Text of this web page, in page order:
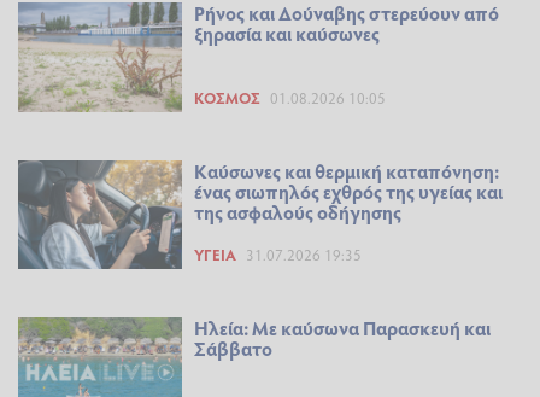
Ρήνος και Δούναβης στερεύουν από
ξηρασία και καύσωνες
ΚΌΣΜΟΣ 01.08.2026 10:05
Καύσωνες και θερμική καταπόνηση:
ένας σιωπηλός εχθρός της υγείας και
της ασφαλούς οδήγησης
ΥΓΕΊΑ 31.07.2026 19:35
Ηλεία: Με καύσωνα Παρασκευή και
Σάββατο